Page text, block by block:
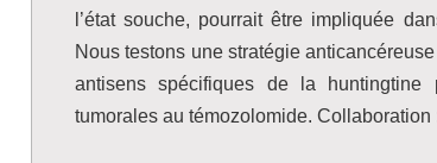
l’état souche, pourrait être impliquée
Nous testons une stratégie
antisens spécifiques de la
tumorales au témozolomide.